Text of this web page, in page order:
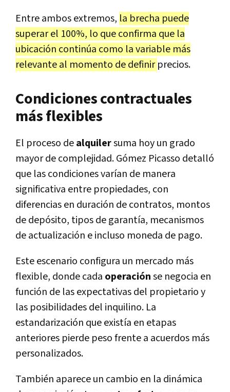
Entre ambos extremos, la brecha puede
superar el 100%, lo que confirma que la
ubicación continúa como la variable más
relevante al momento de definirprecios.
Condiciones contractuales
más flexibles
El proceso dealquilersuma hoy un grado
mayor de complejidad. Gómez Picasso detalló
que las condiciones varían de manera
significativa entre propiedades, con
diferencias en duración de contratos, montos
de depósito, tipos de garantía, mecanismos
de actualización e incluso moneda de pago.
Este escenario configura un mercado más
flexible, donde cada operaciónse negocia en
función de las expectativas del propietario y
las posibilidades del inquilino. La
estandarización que existía en etapas
anteriores pierde peso frente a acuerdos más
personalizados.
También aparece un cambio en la dinámica